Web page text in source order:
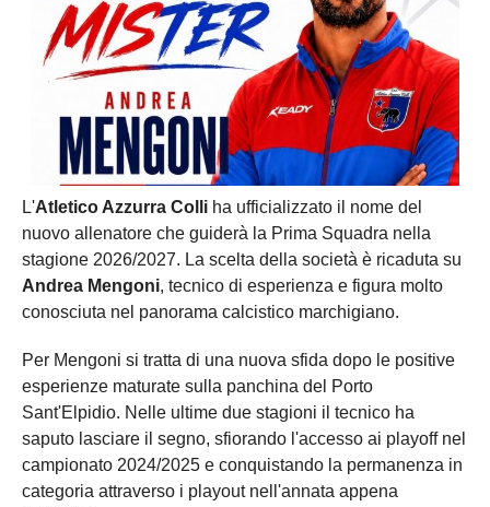
L'Atletico Azzurra Colli ha ufficializzato il nome del
nuovo allenatore che guiderà la Prima Squadra nella
stagione 2026/2027. La scelta della società è ricaduta su
Andrea Mengoni, tecnico di esperienza e figura molto
conosciuta nel panorama calcistico marchigiano.
Per Mengoni si tratta di una nuova sfida dopo le positive
esperienze maturate sulla panchina del Porto
Sant'Elpidio. Nelle ultime due stagioni il tecnico ha
saputo lasciare il segno, sfiorando l'accesso ai playoff nel
campionato 2024/2025 e conquistando la permanenza in
categoria attraverso i playout nell'annata appena